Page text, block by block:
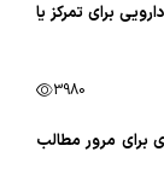
برای تمرکز یا
3980
برای مرور مطالب